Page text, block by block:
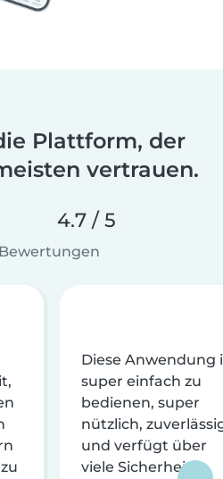
Plattform, der
vertrauen.
4.7 / 5
Diese Anwendung
super einfach zu
bedienen, super
nützlich,
und verfügt über
viele Sicherheits-